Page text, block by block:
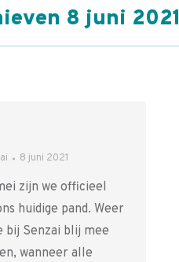
8 juni 2021
8 juni 2021
zijn we officieel
huidige pand. Weer
bij Senzai blij mee
wanneer alle